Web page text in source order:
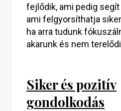
fejlődik, ami pedig
ami felgyorsíthatja
ha arra tudunk
akarunk és nem
Siker és pozitív
gondolkodás